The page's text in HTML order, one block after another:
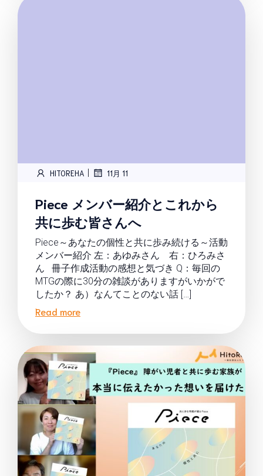
HITOREHA | 11月 11
Piece メンバー紹介とこれから
共に歩む皆さんへ
Piece～あなたの個性と共に歩み続ける～活動
メンバー紹介 左：あゆみさん 右：ひろみさ
ん 冊子作成活動の感想と気づき Q：毎回の
MTGの際に30分の雑談がありますがいかがで
したか？ あ）なんてことのない話 […]
Read more